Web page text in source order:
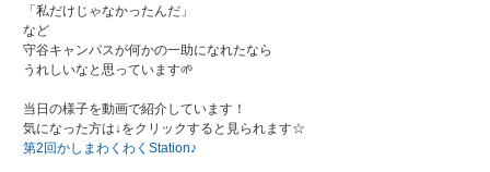
「私だけじゃなかったんだ」
など
守谷キャンパスが何かの一助になれたなら
うれしいなと思っています🌱
当日の様子を動画で紹介しています！
気になった方は↓をクリックすると見られます☆
第2回かしまわくわくStation♪